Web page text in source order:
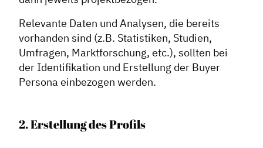
Relevante Daten und Analysen, die bereits
vorhanden sind (z.B. Statistiken, Studien,
Umfragen, Marktforschung, etc.), sollten bei
der Identifikation und Erstellung der Buyer
Persona einbezogen werden.
2. Erstellung des Profils